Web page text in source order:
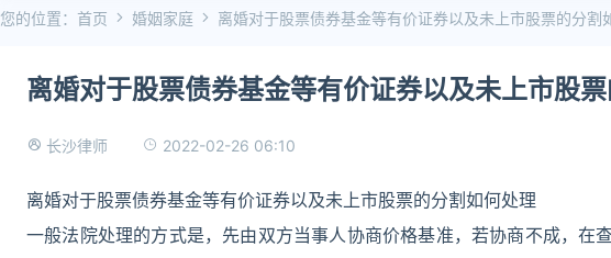
您的位置： 首页 婚姻家庭 离婚对于股票债券基金等有价证券以及未上市股票的分割
离婚对于股票债券基金等有价证券以及未上市股
长沙律师 2022-02-26 06:10
离婚对于股票债券基金等有价证券以及未上市股票的分割如何处理
一般法院处理的方式是，先由双方当事人协商价格基准，若协商不成，